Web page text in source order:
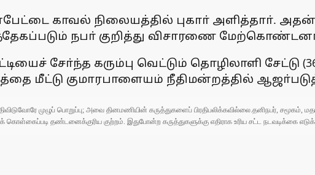
காவல் நிலையத்தில் புகாா் அளித்தாா்.
நபா் குறித்து விசாரணை
சோ்ந்த கரும்பு வெட்டும் தொழிலாளி சேட்டு
மீட்டு குமாரபாளையம் நீதிமன்றத்தில்
முழுப் பொறுப்பு; அவை தினமணியின் கருத்துகளைப் பிரதிபலிக்கவில்லை.தனிநபர்,
தண்டனைக்குரிய குற்றம். இதுபோன்ற கருத்துகளுக்கு எதிராக உரிய சட்ட நடவடிக்கை